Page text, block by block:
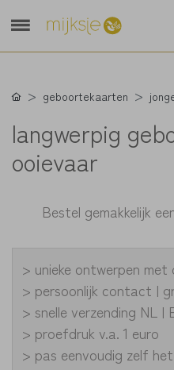
geboortekaarten
langwerpig
ooievaar
Bestel gemakkelijk
> unieke ontwerpen met
> persoonlijk contact |
> snelle verzending NL |
> proefdruk v.a. 1 euro
> pas eenvoudig zelf